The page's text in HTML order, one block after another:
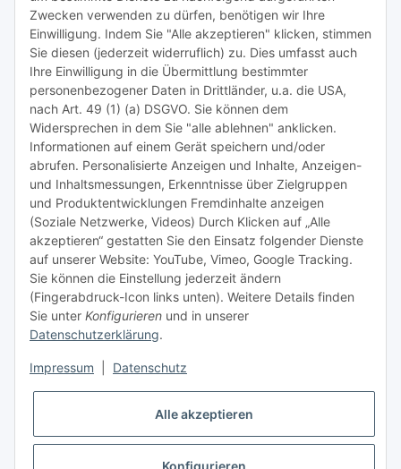
TiDis Lizenzsystem
Meist besuchte Seiten:
Tipps & Tricks rund um Sublimation
TiDis Videos auf Youtube
Nachfüllpreise für Druckerpatronen
Refillservice Patronen verpacken
TiDis Druckerwerkstatt
TiDis PC & Notebookwerkstatt
TiDis eScooter Werkstatt
GIC (German Ink Company)
Der Refiller (Infoportal)
Zwecken verwenden zu dürfen, benötigen wir Ihre
Einwilligung. Indem Sie "Alle akzeptieren" klicken, stimmen
Sie diesen (jederzeit widerruflich) zu. Dies umfasst auch
Ihre Einwilligung in die Übermittlung bestimmter
personenbezogener Daten in Drittländer, u.a. die USA,
nach Art. 49 (1) (a) DSGVO. Sie können dem
Widersprechen in dem Sie "alle ablehnen" anklicken.
Informationen auf einem Gerät speichern und/oder
abrufen. Personalisierte Anzeigen und Inhalte, Anzeigen-
und Inhaltsmessungen, Erkenntnisse über Zielgruppen
und Produktentwicklungen Fremdinhalte anzeigen
(Soziale Netzwerke, Videos) Durch Klicken auf „Alle
akzeptieren“ gestatten Sie den Einsatz folgender Dienste
auf unserer Website: YouTube, Vimeo, Google Tracking.
Sie können die Einstellung jederzeit ändern
(Fingerabdruck-Icon links unten). Weitere Details finden
Sie unter Konfigurieren und in unserer
Datenschutzerklärung.
Impressum Datenschutz
Alle akzeptieren